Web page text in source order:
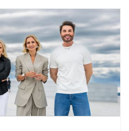
adventskalender-satsing.